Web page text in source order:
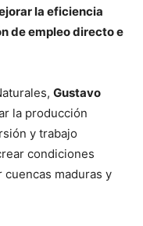
la eficiencia
de empleo directo e
Gustavo
la producción
y trabajo
condiciones
maduras y